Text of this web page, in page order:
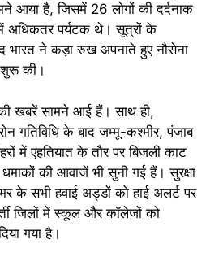
आया है, जिसमें 26 लोगों की दर्दनाक
अधिकतर पर्यटक थे। सूत्रों के
भारत ने कड़ा रुख अपनाते हुए नौसेना
शुरू की।
की खबरें सामने आई हैं। साथ ही,
गतिविधि के बाद जम्मू-कश्मीर, पंजाब
में एहतियात के तौर पर बिजली काट
की आवाजें भी सुनी गई हैं। सुरक्षा
के सभी हवाई अड्डों को हाई अलर्ट पर
जिलों में स्कूल और कॉलेजों को
गया है।